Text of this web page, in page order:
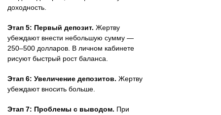
доходность.
Этап 5: Первый депозит. Жертву
убеждают внести небольшую сумму —
250–500 долларов. В личном кабинете
рисуют быстрый рост баланса.
Этап 6: Увеличение депозитов. Жертву
убеждают вносить больше.
Этап 7: Проблемы с выводом. При